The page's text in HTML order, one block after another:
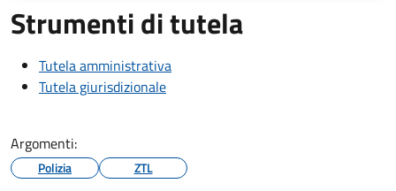
Strumenti di tutela
Tutela amministrativa
Tutela giurisdizionale
Argomenti:
Polizia ZTL